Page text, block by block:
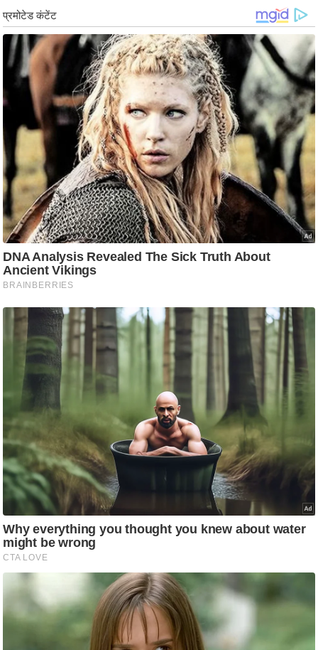
ड
हॉ
ली
वु
ड
ल्म
स
मी
क्षा
B
r
e
a
k
n
N
s
ला
फ
स्टा
ल
टे
लॉ
ब्यू